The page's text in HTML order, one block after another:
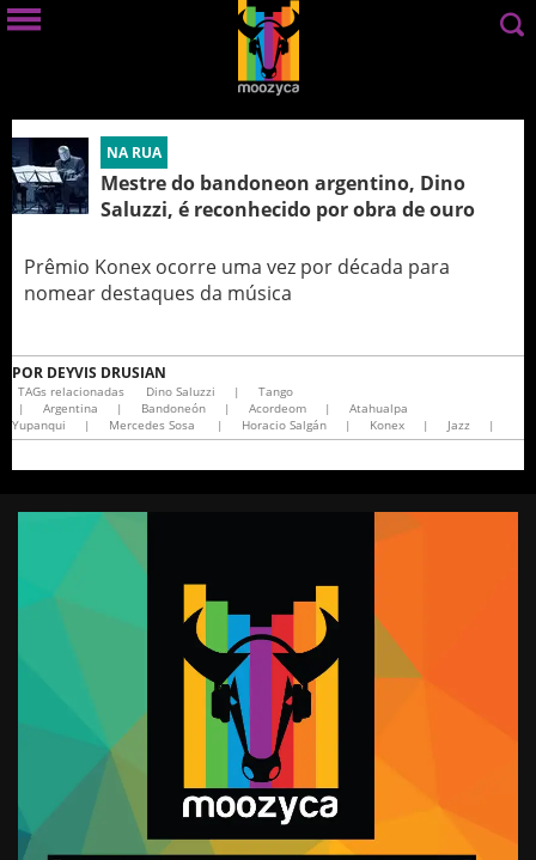
NA RUA
Mestre do bandoneon argentino, Dino
Saluzzi, é reconhecido por obra de ouro
Prêmio Konex ocorre uma vez por década para
nomear destaques da música
POR DEYVIS DRUSIAN
TAGs relacionadas Dino Saluzzi |
Tango
|
Argentina | Bandoneón | Acordeom |
Atahualpa
Yupanqui
| Mercedes Sosa | Horacio Salgán | Konex | Jazz |